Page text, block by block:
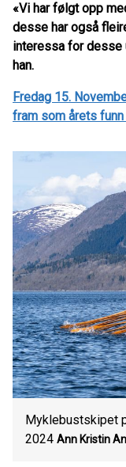
«Vi har følgt opp
desse har også
interessa for desse
han.
Fredag 15.
fram som årets
Myklebustskipet
2024 Ann Kristin